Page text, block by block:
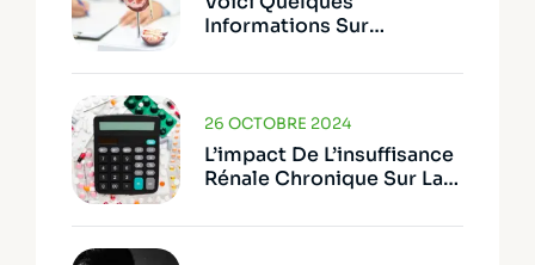
Informations Sur
L’impact De L’insuffisance
Rénale Chronique Sur La
Financiers
26 OCTOBRE 2024